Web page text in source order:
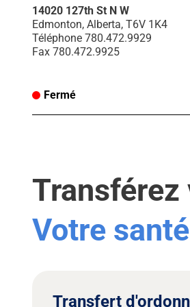
14020 127th St N W
Edmonton, Alberta, T6V 1K4
Téléphone 780.472.9929
Fax 780.472.9925
Fermé
Transférez
Votre
Transfert